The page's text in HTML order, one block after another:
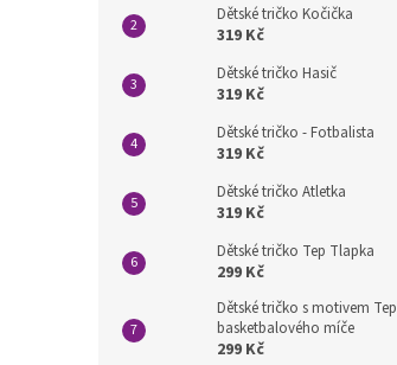
Dětské tričko Kočička
319 Kč
Dětské tričko Hasič
319 Kč
Dětské tričko - Fotbalista
319 Kč
Dětské tričko Atletka
319 Kč
Dětské tričko Tep Tlapka
299 Kč
Dětské tričko s motivem Tep
basketbalového míče
299 Kč